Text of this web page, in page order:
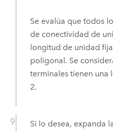
Se evalúa que todos
de conectividad de
longitud de unidad
poligonal. Se
terminales tienen
2.
Si lo desea, expanda